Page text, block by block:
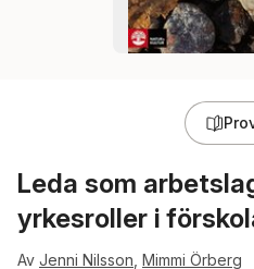
Leda som
yrkesroller i
Av Jenni Nilsson Mimmi Örberg